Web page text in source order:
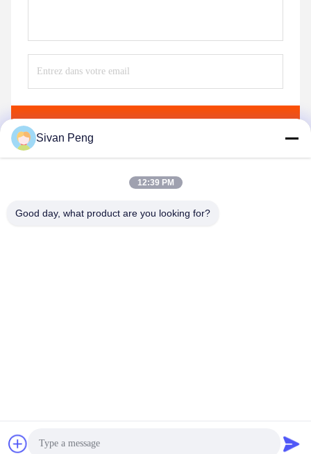
Fournisseur. © de Copyright 2018-2026 Shenzhen Tunsing
Plastic Products Co., Ltd. . Tous droits réservés.
Sivan Peng
12:39 PM
Good day, what product are you looking for?